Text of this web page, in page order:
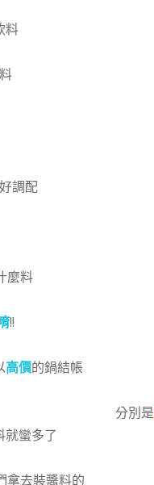
料
調配
麼料
!!
高價的鍋結帳
分別是
就蠻多了
拿去裝醬料的